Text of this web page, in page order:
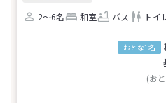
2～6名
和室 バス トイ
おとな1名
(お